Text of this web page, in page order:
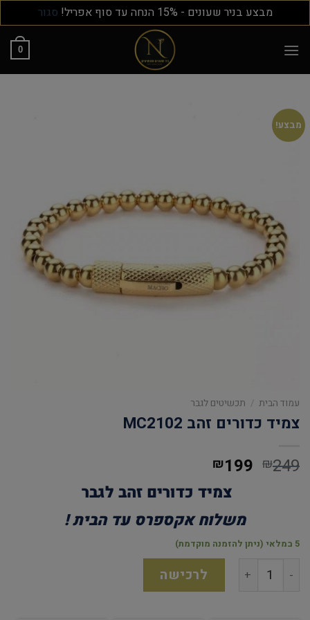
מבצע בניר שעונים - 15% הנחה עד סוף אפריל! סגור
0
מבצע!
עמוד הבית / תכשיטים לגבר
צמיד כדורים זהב MC2102
₪249
₪199
צמיד כדורים זהב לגבר
משלוח אקספרס עד הבית !
5 במלאי (ניתן להזמנה מוקדמת)
לרכישה